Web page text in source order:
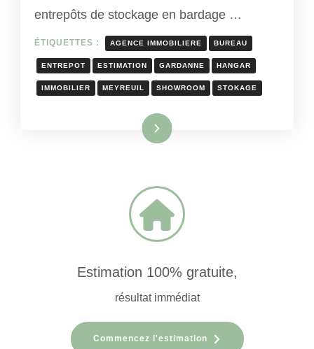
entrepôts de stockage en bardage …
ÉTIQUETTES : AGENCE IMMOBILIERE BUREAU
ENTREPOT ESTIMATION GARDANNE HANGAR
IMMOBILIER MEYREUIL SHOWROOM STOKAGE
Lire la suite
Estimation 100% gratuite,
résultat immédiat
Commencez l'estimation